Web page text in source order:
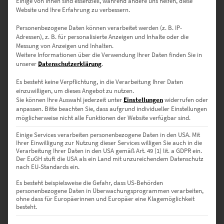
Moderne Wandbilder mit
überraschender Message
Herausforderungen gewöhnt, stehen neue Veränderungen vor der
Tür. Der Puls der Zeit ist spannend, weckt aber auch die Sehnsucht
nach Beständigkeit. Den Kontrast fangen moderne Wandbilder
vielsagend ein. Stets fließt der Verkehr durch die Spreemetropole,
von der inspirierende Impulse ausgehen. Die Facette verdeutlichen
die vorbeischnellenden Farblinien auf der Schwarz-Weiß-Fotografie.
Die urbane Dynamik beeindruckt die erhabene Friedenssäule nicht.
Sie bleibt, wie und wo sie ist. Zumindest fast: Das 1873 am
Königsplatz fertiggestellte Monument zog 1939 zum Großen Stern
um. Ähnliche Assoziationen weckentopmoderne Fotografien von
Londonmit buntem Lichtschweif, der über die historische Tower
Bridge saust. Die künstlerische Botschaft: Kaum etwas ist so
verlässlich wie der Wandel der Zeit. So wird das Dynamische zum
Website und Ihre Erfahrung zu verbessern.
Personenbezogene Daten können verarbeitet werden (z. B. IP-
Adressen), z. B. für personalisierte Anzeigen und Inhalte oder die
Messung von Anzeigen und Inhalten.
Weitere Informationen über die Verwendung Ihrer Daten finden Sie in
unserer Datenschutzerklärung.
Es besteht keine Verpflichtung, in die Verarbeitung Ihrer Daten
einzuwilligen, um dieses Angebot zu nutzen.
Sie können Ihre Auswahl jederzeit unter Einstellungenwiderrufen oder
anpassen. Bitte beachten Sie, dass aufgrund individueller Einstellungen
möglicherweise nicht alle Funktionen der Website verfügbar sind.
Einige Services verarbeiten personenbezogene Daten in den USA. Mit
Ihrer Einwilligung zur Nutzung dieser Services willigen Sie auch in die
Verarbeitung Ihrer Daten in den USA gemäß Art. 49 (1) lit. a GDPR ein.
Der EuGH stuft die USA als ein Land mit unzureichendem Datenschutz
nach EU-Standards ein.
Es besteht beispielsweise die Gefahr, dass US-Behörden
personenbezogene Daten in Überwachungsprogrammen verarbeiten,
ohne dass für Europäerinnen und Europäer eine Klagemöglichkeit
besteht.